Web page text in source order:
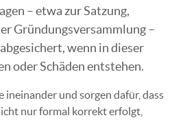
– etwa zur Satzung,
Gründungsversammlung –
wenn in dieser
oder Schäden entstehen.
ineinander und sorgen dafür, dass
nur formal korrekt erfolgt,